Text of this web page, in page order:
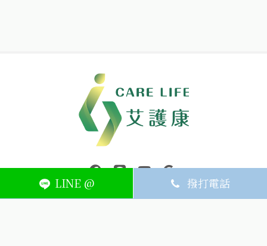
LINE @ 撥打電話
中壢醫療器材｜醫療器材補助｜出院醫療器材｜平鎮醫療器材｜艾
連結到facebook(另開視窗)
連結到Line(另開視窗)
連結到Youtube(另開視窗)
ABOUT